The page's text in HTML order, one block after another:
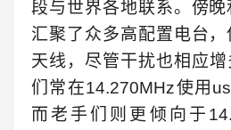
段与世界各地联系。傍
汇聚了众多高配置电台
天线，尽管干扰也相应
们常在14.270MHz使用
而老手们则更倾向于